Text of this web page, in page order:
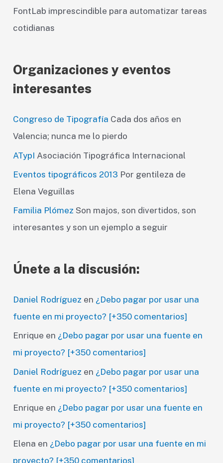
FontLab imprescindible para automatizar tareas
cotidianas
Organizaciones y eventos
interesantes
Congreso de Tipografía Cada dos años en
Valencia; nunca me lo pierdo
ATypI Asociación Tipográfica Internacional
Eventos tipográficos 2013 Por gentileza de
Elena Veguillas
Familia Plómez Son majos, son divertidos, son
interesantes y son un ejemplo a seguir
Únete a la discusión:
Daniel Rodríguez en ¿Debo pagar por usar una
fuente en mi proyecto? [+350 comentarios]
Enrique en ¿Debo pagar por usar una fuente en
mi proyecto? [+350 comentarios]
Daniel Rodríguez en ¿Debo pagar por usar una
fuente en mi proyecto? [+350 comentarios]
Enrique en ¿Debo pagar por usar una fuente en
mi proyecto? [+350 comentarios]
Elena en ¿Debo pagar por usar una fuente en mi
proyecto? [+350 comentarios]